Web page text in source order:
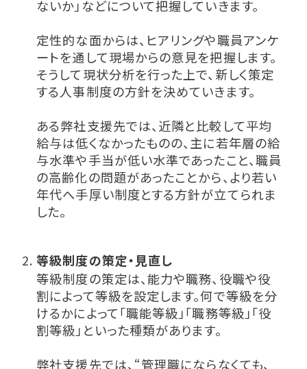
ないか」などについて把握していきます。
定性的な面からは、ヒアリングや職員アンケ
ートを通して現場からの意見を把握します。
そうして現状分析を行った上で、新しく策定
する人事制度の方針を決めていきます。
ある弊社支援先では、近隣と比較して平均
給与は低くなかったものの、主に若年層の給
与水準や手当が低い水準であったこと、職員
の高齢化の問題があったことから、より若い
年代へ手厚い制度とする方針が立てられま
した。
等級制度の策定・見直し
等級制度の策定は、能力や職務、役職や役
割によって等級を設定します。何で等級を分
けるかによって「職能等級」「職務等級」「役
割等級」といった種類があります。
弊社支援先では、“管理職にならなくても、